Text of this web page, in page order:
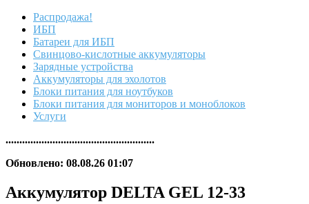
Распродажа!
ИБП
Батареи для ИБП
Свинцово-кислотные аккумуляторы
Зарядные устройства
Аккумуляторы для эхолотов
Блоки питания для ноутбуков
Блоки питания для мониторов и моноблоков
Услуги
......................................................
Обновлено: 08.08.26 01:07
Аккумулятор DELTA GEL 12-33